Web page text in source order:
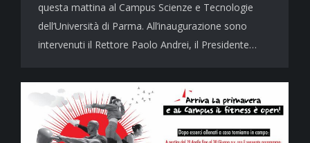
questa mattina al Campus Scienze e Tecnologie
dell’Università di Parma. All’inaugurazione sono
intervenuti il Rettore Paolo Andrei, il Presidente…